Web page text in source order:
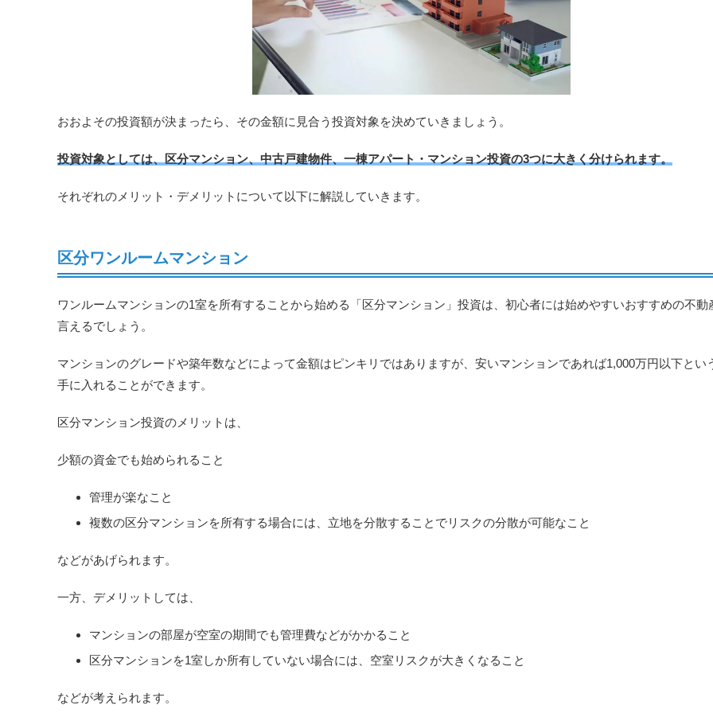
おおよその投資額が決まったら、その金額に見合う投資対象を決めていきましょう。
投資対象としては、区分マンション、中古戸建物件、一棟アパート・マンション投資の3つに大きく分けられます。
それぞれのメリット・デメリットについて以下に解説していきます。
区分ワンルームマンション
ワンルームマンションの1室を所有することから始める「区分マンション」投資は、初心者には始めやすいおすすめの不動
言えるでしょう。
マンションのグレードや築年数などによって金額はピンキリではありますが、安いマンションであれば1,000万円以下とい
手に入れることができます。
区分マンション投資のメリットは、
少額の資金でも始められること
管理が楽なこと
複数の区分マンションを所有する場合には、立地を分散することでリスクの分散が可能なこと
などがあげられます。
一方、デメリットしては、
マンションの部屋が空室の期間でも管理費などがかかること
区分マンションを1室しか所有していない場合には、空室リスクが大きくなること
などが考えられます。